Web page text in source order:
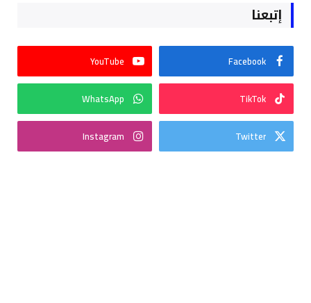
إتبعنا
Facebook
YouTube
TikTok
WhatsApp
Twitter
Instagram